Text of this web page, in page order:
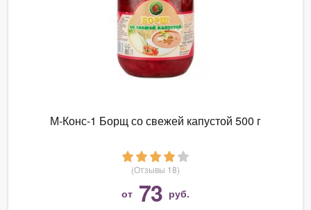
М-Конс-1 Борщ со свежей капустой 500 г
(Отзывы 18)
от 73 руб.